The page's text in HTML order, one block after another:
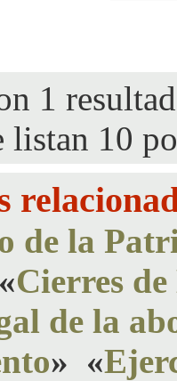
1
listan 10
de la
«Cierres
de la
» «